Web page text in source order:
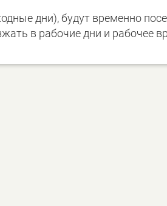
дни), будут временно
в рабочие дни и рабочее